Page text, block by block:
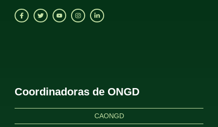
Coordinadoras de ONGD
CAONGD